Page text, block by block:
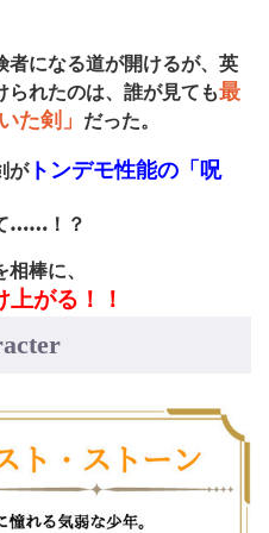
者になる道が開けるが、英
られたのは、誰が見ても最
た剣」
だった。
がトンデモ性能の「呪
……！？
棒に、
がる！！